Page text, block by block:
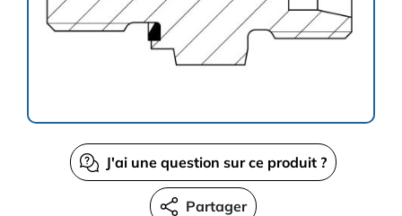
J'ai une question sur ce produit ?
Partager